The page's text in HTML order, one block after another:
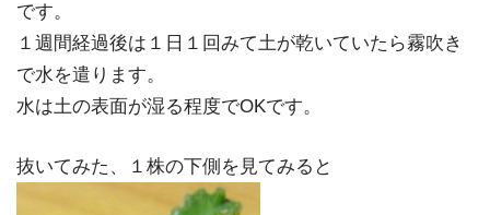
です。
１週間経過後は１日１回みて土が乾いていたら霧吹き
で水を遣ります。
水は土の表面が湿る程度でOKです。
抜いてみた、１株の下側を見てみると